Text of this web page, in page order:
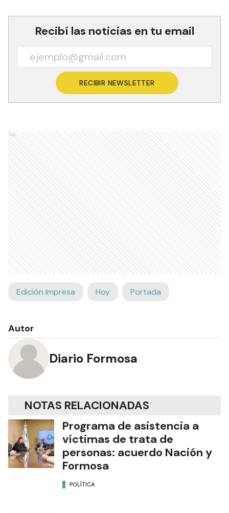
Recibí las noticias en tu email
RECIBIR NEWSLETTER
Ads
Edición Impresa Hoy Portada
Autor
Diario Formosa
NOTAS RELACIONADAS
Programa de asistencia a
víctimas de trata de
personas: acuerdo Nación y
Formosa
POLÍTICA